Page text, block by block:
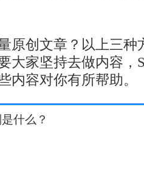
原创文章？以上三种
大家坚持去做内容，
内容对你有所帮助。
什么？